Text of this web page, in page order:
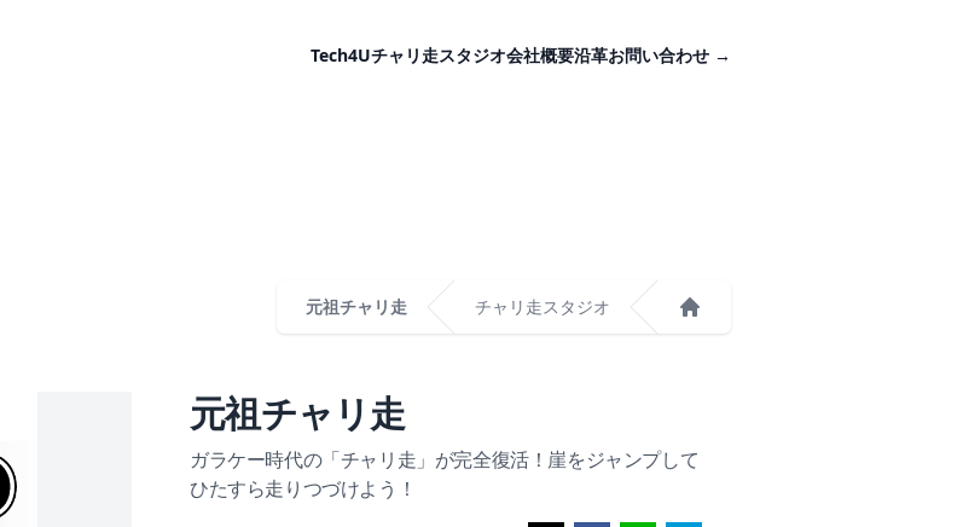
Tech4Uチャリ走スタジオ会社概要沿革お問い合わせ →
元祖チャリ走 チャリ走スタジオ
元祖チャリ走
ガラケー時代の「チャリ走」が完全復活！崖をジャンプして
ひたすら走りつづけよう！